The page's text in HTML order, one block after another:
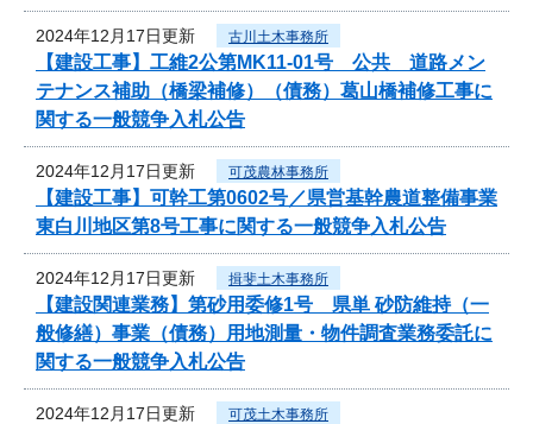
2024年12月17日更新 古川土木事務所
【建設工事】工維2公第MK11-01号 公共 道路メン
テナンス補助（橋梁補修）（債務）葛山橋補修工事に
関する一般競争入札公告
2024年12月17日更新 可茂農林事務所
【建設工事】可幹工第0602号／県営基幹農道整備事業
東白川地区第8号工事に関する一般競争入札公告
2024年12月17日更新 揖斐土木事務所
【建設関連業務】第砂用委修1号 県単 砂防維持（一
般修繕）事業（債務）用地測量・物件調査業務委託に
関する一般競争入札公告
2024年12月17日更新 可茂土木事務所